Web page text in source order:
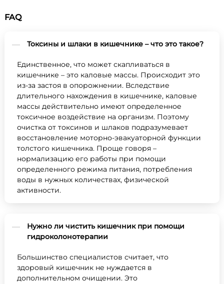
FAQ
Токсины и шлаки в кишечнике – что это такое?
Единственное, что может скапливаться в
кишечнике – это каловые массы. Происходит это
из-за застоя в опорожнении. Вследствие
длительного нахождения в кишечнике, каловые
массы действительно имеют определенное
токсичное воздействие на организм. Поэтому
очистка от токсинов и шлаков подразумевает
восстановление моторно-эвакуаторной функции
толстого кишечника. Проще говоря –
нормализацию его работы при помощи
определенного режима питания, потребления
воды в нужных количествах, физической
активности.
Нужно ли чистить кишечник при помощи
гидроколонотерапии
Большинство специалистов считает, что
здоровый кишечник не нуждается в
дополнительном очищении. Это